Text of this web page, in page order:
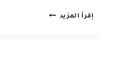
إقرأ المزيد معلم